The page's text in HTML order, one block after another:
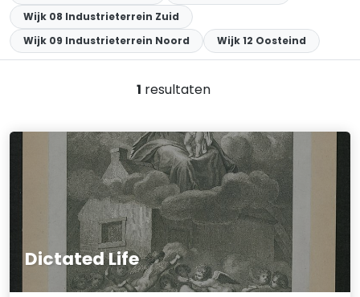
Wijk 08 Industrieterrein Zuid
Wijk 09 Industrieterrein Noord
Wijk 12 Oosteind
1 resultaten
Dictated Life